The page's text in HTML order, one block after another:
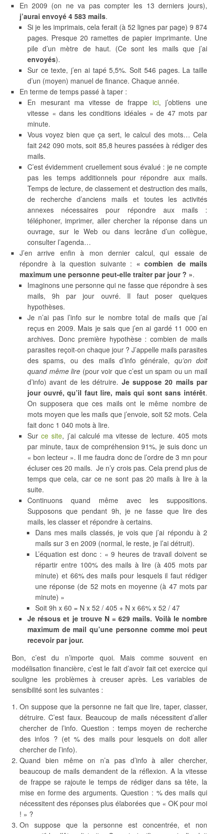
En 2009 (on ne va pas compter les 13 derniers jours),
j’aurai envoyé 4 583 mails.
Si je les imprimais, cela ferait (à 52 lignes par page) 9 874
pages. Presque 20 ramettes de papier imprimante. Une
pile d’un mètre de haut. (Ce sont les mails que j’ai
envoyés).
Sur ce texte, j’en ai tapé 5,5%. Soit 546 pages. La taille
d’un (moyen) manuel de finance. Chaque année.
En terme de temps passé à taper :
En mesurant ma vitesse de frappe ici, j’obtiens une
vitesse « dans les conditions idéales » de 47 mots par
minute.
Vous voyez bien que ça sert, le calcul des mots… Cela
fait 242 090 mots, soit 85,8 heures passées à rédiger des
mails.
C’est évidemment cruellement sous évalué : je ne compte
pas les temps additionnels pour répondre aux mails.
Temps de lecture, de classement et destruction des mails,
de recherche d’anciens mails et toutes les activités
annexes nécessaires pour répondre aux mails :
téléphoner, imprimer, aller chercher la réponse dans un
ouvrage, sur le Web ou dans lecrâne d’un collègue,
consulter l’agenda…
J’en arrive enfin à mon dernier calcul, qui essaie de
répondre à la question suivante : « combien de mails
maximum une personne peut-elle traiter par jour ? ».
Imaginons une personne qui ne fasse que répondre à ses
mails, 9h par jour ouvré. Il faut poser quelques
hypothèses.
Je n’ai pas l’info sur le nombre total de mails que j’ai
reçus en 2009. Mais je sais que j’en ai gardé 11 000 en
archives. Donc première hypothèse : combien de mails
parasites reçoit-on chaque jour ? J’appelle mails parasites
des spams, ou des mails d’info générale, qu’on doit
quand même lire (pour voir que c’est un spam ou un mail
d’info) avant de les détruire. Je suppose 20 mails par
jour ouvré, qu’il faut lire, mais qui sont sans intérêt.
On supposera que ces mails ont le même nombre de
mots moyen que les mails que j’envoie, soit 52 mots. Cela
fait donc 1 040 mots à lire.
Surce site, j’ai calculé ma vitesse de lecture. 405 mots
par minute, taux de compréhension 91%, je suis donc un
« bon lecteur ». Il me faudra donc de l’ordre de 3 mn pour
écluser ces 20 mails. Je n’y crois pas. Cela prend plus de
temps que cela, car ce ne sont pas 20 mails à lire à la
suite.
Continuons quand même avec les suppositions.
Supposons que pendant 9h, je ne fasse que lire des
mails, les classer et répondre à certains.
Dans mes mails classés, je vois que j’ai répondu à 2
mails sur 3 en 2009 (normal, le reste, je l’ai détruit).
L’équation est donc : « 9 heures de travail doivent se
répartir entre 100% des mails à lire (à 405 mots par
minute) et 66% des mails pour lesquels il faut rédiger
une réponse (de 52 mots en moyenne (à 47 mots par
minute) »
Soit 9h x 60 = N x 52 / 405 + N x 66% x 52 / 47
Je résous et je trouve N = 629 mails. Voilà le nombre
maximum de mail qu’une personne comme moi peut
recevoir par jour.
Bon, c’est du n’importe quoi. Mais comme souvent en
modélisation financière, c’est le fait d’avoir fait cet exercice qui
souligne les problèmes à creuser après. Les variables de
sensibilité sont les suivantes :
On suppose que la personne ne fait que lire, taper, classer,
détruire. C’est faux. Beaucoup de mails nécessitent d’aller
chercher de l’info. Question : temps moyen de recherche
des infos ? (et % des mails pour lesquels on doit aller
chercher de l’info).
Quand bien même on n’a pas d’info à aller chercher,
beaucoup de mails demandent de la réflexion. A la vitesse
de frappe se rajoute le temps de rédiger dans sa tête, la
mise en forme des arguments. Question : % des mails qui
nécessitent des réponses plus élaborées que « OK pour moi
! » ?
On suppose que la personne est concentrée, et non